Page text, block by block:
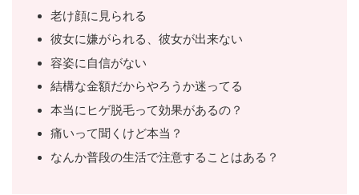
老け顔に見られる
彼女に嫌がられる、彼女が出来ない
容姿に自信がない
結構な金額だからやろうか迷ってる
本当にヒゲ脱毛って効果があるの？
痛いって聞くけど本当？
なんか普段の生活で注意することはある？